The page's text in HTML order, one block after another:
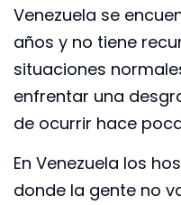
Venezuela se
años y no tiene
situaciones
enfrentar una
de ocurrir hace
En Venezuela los
donde la gente no